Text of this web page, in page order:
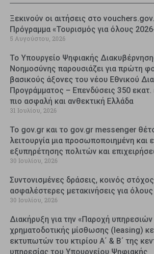
Ξεκινούν οι αιτήσεις στο
Πρόγραμμα «Τουρισμός για όλους
5 Αυγούστου, 2026
Το Υπουργείο Ψηφιακής
Νοημοσύνης παρουσιάζει για πρώτη
βασικούς άξονες του νέου Εθνικού
Προγράμματος – Επενδύσεις 350 εκατ.
πιο ασφαλή και ανθεκτική Ελλάδα
31 Ιουλίου, 2026
Το gov.gr και το gov.gr messenger
λειτουργία μια προσωποποιημένη και
εξυπηρέτησης πολιτών και
30 Ιουλίου, 2026
Συντονισμένες δράσεις, κοινός
ασφαλέστερες μετακινήσεις για όλους
30 Ιουλίου, 2026
Διακήρυξη για την «Παροχή υπηρεσιών
χρηματοδοτικής μίσθωσης (leasing)
εκτυπωτών του κτιρίου Α΄ & Β΄ της
υπηρεσίας του Υπουργείου Ψηφιακής